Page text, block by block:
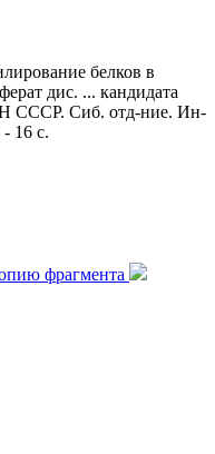
белков в
дис. ... кандидата
СССР. Сиб. отд-ние. Ин-
16 с.
фрагмента